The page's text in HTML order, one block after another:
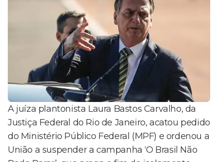
A juíza plantonista Laura Bastos Carvalho, da
Justiça Federal do Rio de Janeiro, acatou pedido
do Ministério Público Federal (MPF) e ordenou a
União a suspender a campanha ‘O Brasil Não